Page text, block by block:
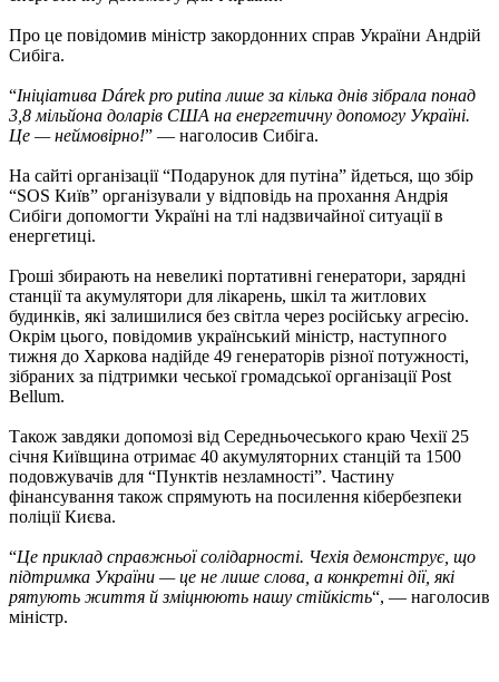
Про це повідомив міністр закордонних справ України Андрій
Сибіга.
“Ініціатива Dárek pro putina лише за кілька днів зібрала понад
3,8 мільйона доларів США на енергетичну допомогу Україні.
Це — неймовірно!” — наголосив Сибіга.
На сайті організації “Подарунок для путіна” йдеться, що збір
“SOS Київ” організували у відповідь на прохання Андрія
Сибіги допомогти Україні на тлі надзвичайної ситуації в
енергетиці.
Гроші збирають на невеликі портативні генератори, зарядні
станції та акумулятори для лікарень, шкіл та житлових
будинків, які залишилися без світла через російську агресію.
Окрім цього, повідомив український міністр, наступного
тижня до Харкова надійде 49 генераторів різної потужності,
зібраних за підтримки чеської громадської організації Post
Bellum.
Також завдяки допомозі від Середньочеського краю Чехії 25
січня Київщина отримає 40 акумуляторних станцій та 1500
подовжувачів для “Пунктів незламності”. Частину
фінансування також спрямують на посилення кібербезпеки
поліції Києва.
“Це приклад справжньої солідарності. Чехія демонструє, що
підтримка України — це не лише слова, а конкретні дії, які
рятують життя й зміцнюють нашу стійкість“, — наголосив
міністр.